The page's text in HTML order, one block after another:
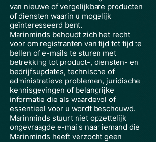
van nieuwe of vergelijkbare producten
of diensten waarin u mogelijk
geïnteresseerd bent.
Marinminds behoudt zich het recht
voor om registranten van tijd tot tijd te
bellen of e-mails te sturen met
betrekking tot product-, diensten- en
bedrijfsupdates, technische of
administratieve problemen, juridische
kennisgevingen of belangrijke
informatie die als waardevol of
essentieel voor u wordt beschouwd.
Marinminds stuurt niet opzettelijk
ongevraagde e-mails naar iemand die
Marinminds heeft verzocht geen